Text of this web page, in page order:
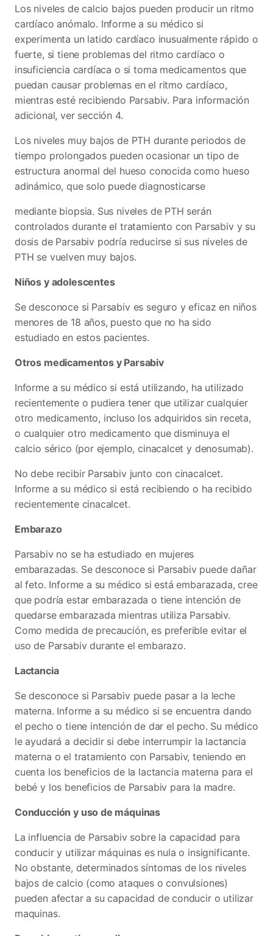
Los niveles de calcio bajos pueden producir un ritmo
cardíaco anómalo. Informe a su médico si
experimenta un latido cardíaco inusualmente rápido o
fuerte, si tiene problemas del ritmo cardíaco o
insuficiencia cardíaca o si toma medicamentos que
puedan causar problemas en el ritmo cardíaco,
mientras esté recibiendo Parsabiv. Para información
adicional, ver sección 4.
Los niveles muy bajos de PTH durante periodos de
tiempo prolongados pueden ocasionar un tipo de
estructura anormal del hueso conocida como hueso
adinámico, que solo puede diagnosticarse
mediante biopsia. Sus niveles de PTH serán
controlados durante el tratamiento con Parsabiv y su
dosis de Parsabiv podría reducirse si sus niveles de
PTH se vuelven muy bajos.
Niños y adolescentes
Se desconoce si Parsabiv es seguro y eficaz en niños
menores de 18 años, puesto que no ha sido
estudiado en estos pacientes.
Otros medicamentos y Parsabiv
Informe a su médico si está utilizando, ha utilizado
recientemente o pudiera tener que utilizar cualquier
otro medicamento, incluso los adquiridos sin receta,
o cualquier otro medicamento que disminuya el
calcio sérico (por ejemplo, cinacalcet y denosumab).
No debe recibir Parsabiv junto con cinacalcet.
Informe a su médico si está recibiendo o ha recibido
recientemente cinacalcet.
Embarazo
Parsabiv no se ha estudiado en mujeres
embarazadas. Se desconoce si Parsabiv puede dañar
al feto. Informe a su médico si está embarazada, cree
que podría estar embarazada o tiene intención de
quedarse embarazada mientras utiliza Parsabiv.
Como medida de precaución, es preferible evitar el
uso de Parsabiv durante el embarazo.
Lactancia
Se desconoce si Parsabiv puede pasar a la leche
materna. Informe a su médico si se encuentra dando
el pecho o tiene intención de dar el pecho. Su médico
le ayudará a decidir si debe interrumpir la lactancia
materna o el tratamiento con Parsabiv, teniendo en
cuenta los beneficios de la lactancia materna para el
bebé y los beneficios de Parsabiv para la madre.
Conducción y uso de máquinas
La influencia de Parsabiv sobre la capacidad para
conducir y utilizar máquinas es nula o insignificante.
No obstante, determinados síntomas de los niveles
bajos de calcio (como ataques o convulsiones)
pueden afectar a su capacidad de conducir o utilizar
maquinas.